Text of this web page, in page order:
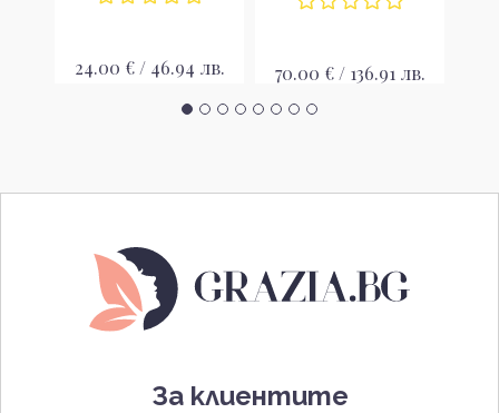
24.00 € / 46.94 лв. 70.00 € / 136.91 лв.
За клиентите